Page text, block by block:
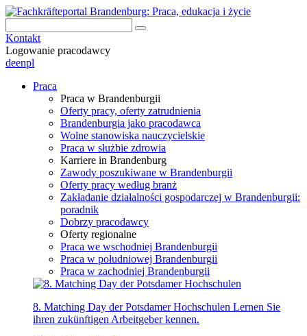
Kontakt
Logowanie pracodawcy
deenpl
Praca
Praca w Brandenburgii
Oferty pracy, oferty zatrudnienia
Brandenburgia jako pracodawca
Wolne stanowiska nauczycielskie
Praca w służbie zdrowia
Karriere in Brandenburg
Zawody poszukiwane w Brandenburgii
Oferty pracy według branż
Zakładanie działalności gospodarczej w Brandenburgii:
poradnik
Dobrzy pracodawcy
Oferty regionalne
Praca we wschodniej Brandenburgii
Praca w południowej Brandenburgii
Praca w zachodniej Brandenburgii
8. Matching Day der Potsdamer Hochschulen Lernen Sie
ihren zukünftigen Arbeitgeber kennen.